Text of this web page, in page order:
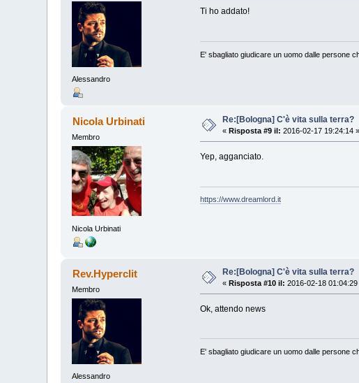
Alessandro
Ti ho addato!
E' sbagliato giudicare un uomo dalle persone
Nicola Urbinati
Membro
Nicola Urbinati
Re:[Bologna] C'è vita sulla terra?
«Risposta #9 il: 2016-02-17 19:24:14 »
Yep, agganciato.
https://www.dreamlord.it
Rev.Hyperclit
Membro
Alessandro
Re:[Bologna] C'è vita sulla terra?
«Risposta #10 il: 2016-02-18 01:04:29
Ok, attendo news
E' sbagliato giudicare un uomo dalle persone